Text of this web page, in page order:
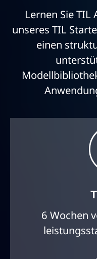
Lernen Sie
unseres TIL
einen
6 Wochen